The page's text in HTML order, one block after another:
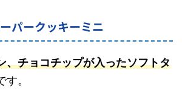
パークッキーミニ
、チョコチップが入ったソフトタ
す。